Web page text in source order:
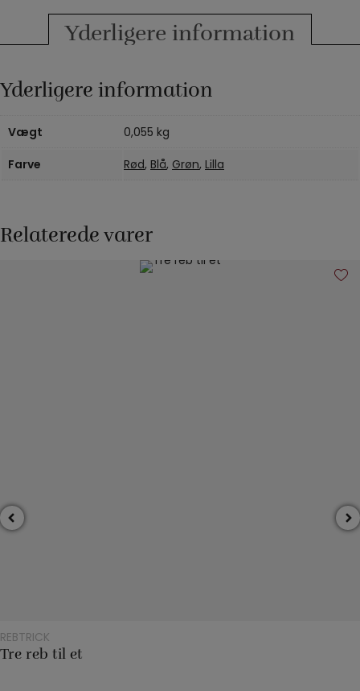
Yderligere information
Yderligere information
Vægt
0,055 kg
Farve
Rød, Blå, Grøn, Lilla
Relaterede varer
REBTRICK
Tre reb til et